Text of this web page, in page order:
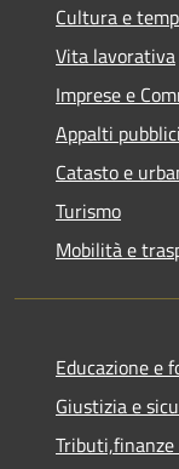
Cultura e
Vita lavorativa
Imprese e
Appalti pubblici
Catasto e
Turismo
Mobilità e
Educazione e
Giustizia e